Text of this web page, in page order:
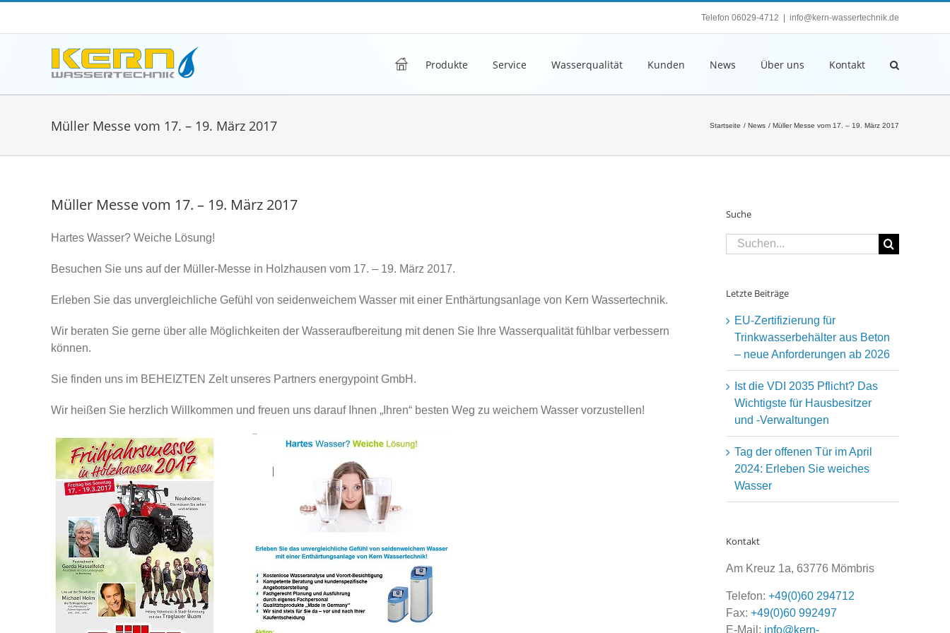
Telefon 06029-4712 info@kern-wassertechnik.de
h Produkte Service Wasserqualität Kunden News Über uns Kontakt
Müller Messe vom 17. – 19. März 2017 Startseite News Müller Messe vom 17. – 19. März 2017
Müller Messe vom 17. – 19. März 2017
Hartes Wasser? Weiche Lösung!
Besuchen Sie uns auf der Müller-Messe in Holzhausen vom 17. – 19. März 2017.
Erleben Sie das unvergleichliche Gefühl von seidenweichem Wasser mit einer Enthärtungsanlage von Kern Wassertechnik.
Wir beraten Sie gerne über alle Möglichkeiten der Wasseraufbereitung mit denen Sie Ihre Wasserqualität fühlbar verbessern
können.
Sie finden uns im BEHEIZTEN Zelt unseres Partners energypoint GmbH.
Wir heißen Sie herzlich Willkommen und freuen uns darauf Ihnen „Ihren“ besten Weg zu weichem Wasser vorzustellen!
Suche
Suche
nach:
Letzte Beiträge
EU-Zertifizierung für
Trinkwasserbehälter aus Beton
– neue Anforderungen ab 2026
Ist die VDI 2035 Pflicht? Das
Wichtigste für Hausbesitzer
und -Verwaltungen
Tag der offenen Tür im April
2024: Erleben Sie weiches
Wasser
Kontakt
Am Kreuz 1a, 63776 Mömbris
Telefon:+49(0)60 294712
Fax:+49(0)60 992497
E-Mail: info@kern-